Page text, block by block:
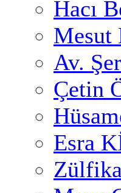
Hacı
Mesut
Av.
Çetin
Esra